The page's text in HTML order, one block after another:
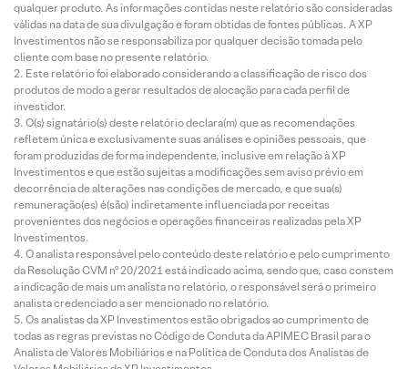
qualquer produto. As informações contidas neste relatório são consideradas
válidas na data de sua divulgação e foram obtidas de fontes públicas. A XP
Investimentos não se responsabiliza por qualquer decisão tomada pelo
cliente com base no presente relatório.
Este relatório foi elaborado considerando a classificação de risco dos
produtos de modo a gerar resultados de alocação para cada perfil de
investidor.
O(s) signatário(s) deste relatório declara(m) que as recomendações
refletem única e exclusivamente suas análises e opiniões pessoais, que
foram produzidas de forma independente, inclusive em relação à XP
Investimentos e que estão sujeitas a modificações sem aviso prévio em
decorrência de alterações nas condições de mercado, e que sua(s)
remuneração(es) é(são) indiretamente influenciada por receitas
provenientes dos negócios e operações financeiras realizadas pela XP
Investimentos.
O analista responsável pelo conteúdo deste relatório e pelo cumprimento
da Resolução CVM nº 20/2021 está indicado acima, sendo que, caso constem
a indicação de mais um analista no relatório, o responsável será o primeiro
analista credenciado a ser mencionado no relatório.
Os analistas da XP Investimentos estão obrigados ao cumprimento de
todas as regras previstas no Código de Conduta da APIMEC Brasil para o
Analista de Valores Mobiliários e na Política de Conduta dos Analistas de